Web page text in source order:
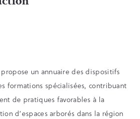
un annuaire des dispositifs
formations spécialisées, contribuant
de pratiques favorables à la
d’espaces arborés dans la région